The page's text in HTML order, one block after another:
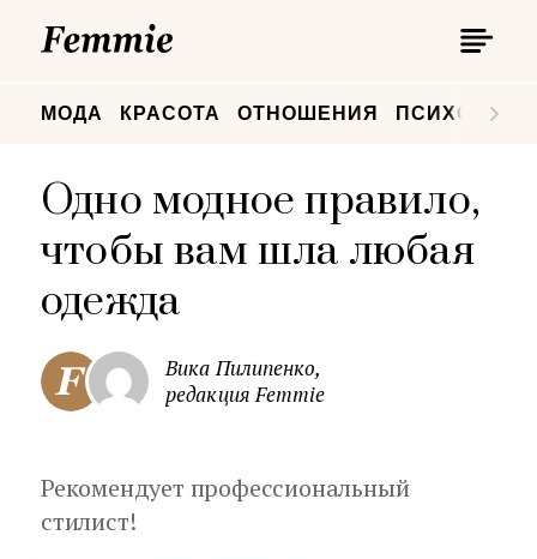
МОДА КРАСОТА ОТНОШЕНИЯ
Одно модное правило,
чтобы вам шла любая
одежда
Вика Пилипенко,
редакция Femmie
Рекомендует профессиональный
стилист!